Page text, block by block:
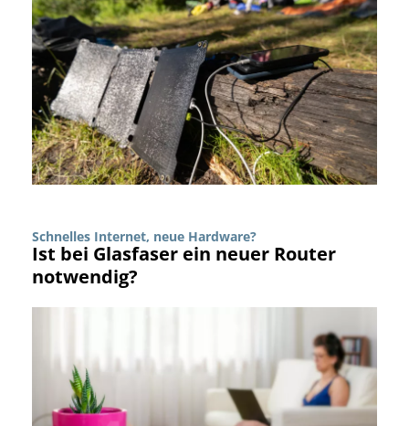
Schnelles Internet, neue Hardware?
Ist bei Glasfaser ein neuer Router
notwendig?